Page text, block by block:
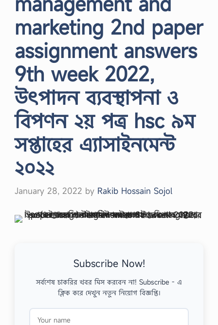
marketing 2nd paper
assignment answers
9th week 2022,
উৎপাদন ব্যবস্থাপনা ও
বিপণন ২য় পত্র hsc ৯ম
সপ্তাহের এ্যাসাইনমেন্ট
২০২২
January 28, 2022 by Rakib Hossain Sojol
Subscribe Now!
সর্বশেষ চাকরির খবর মিস করবেন না! Subscribe - এ
ক্লিক করে দেখুন নতুন নিয়োগ বিজ্ঞপ্তি।